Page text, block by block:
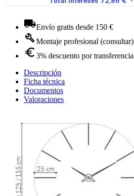
Envío gratis desde 150 €
Montaje profesional (consultar)
3% descuento por transferencia
Descripción
Ficha técnica
Documentos
Valoraciones